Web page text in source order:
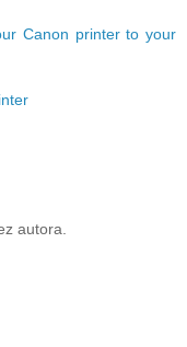
Canon printer to your
autora.